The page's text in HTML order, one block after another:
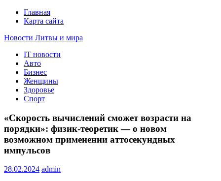
Главная
Карта сайта
Новости Литвы и мира
Свежие события и главные новости часа Литвы и мира на
портале EUROLITVA.RU
IT новости
Авто
Бизнес
Женщины
Здоровье
Спорт
«Скорость вычислений сможет возрасти на
порядки»: физик-теоретик — о новом
возможном применении аттосекундных
импульсов
28.02.2024 admin